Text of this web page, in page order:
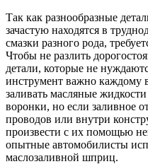
Так как разнообразные
зачастую находятся в
смазки разного рода,
Чтобы не разлить
детали, которые не
инструмент важно каждому
заливать масляные
воронки, но если заливное
проводов или внутри
произвести с их помощью
опытные автомобилисты
маслозаливной шприц.